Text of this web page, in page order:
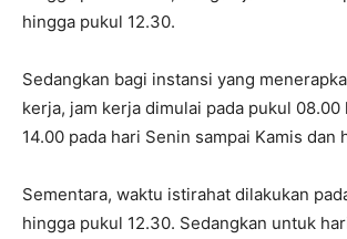
hingga pukul 12.30.
Sedangkan bagi instansi yang
kerja, jam kerja dimulai pada pukul 08.00
14.00 pada hari Senin sampai Kamis dan
Sementara, waktu istirahat dilakukan
hingga pukul 12.30. Sedangkan untuk